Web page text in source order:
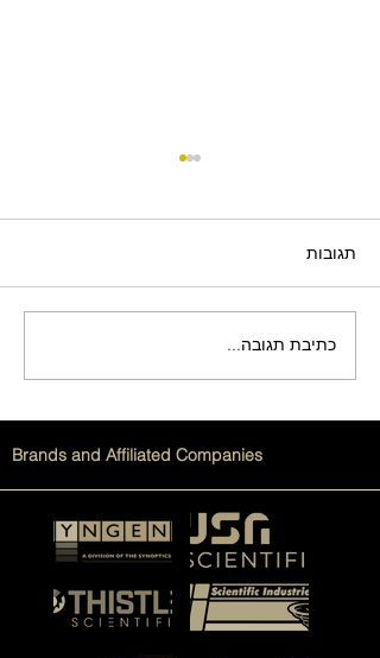
מדריך גלאי קרינה: סוגים
ואפשרויות שימוש
תגובות
כתיבת תגובה...
Brands and Affiliated Companies